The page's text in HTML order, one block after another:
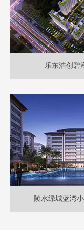
乐东浩创碧
陵水绿城蓝湾